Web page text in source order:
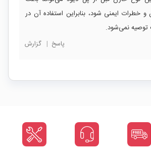
خطرات ایمنی شود، بنابراین استفاده آن در
توصیه نمی‌شود.
پاسخ | گزارش